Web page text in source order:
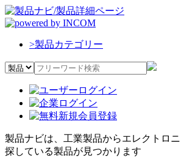
>製品カテゴリー
製品ナビは、工業製品からエレクトロニ
探している製品が見つかります